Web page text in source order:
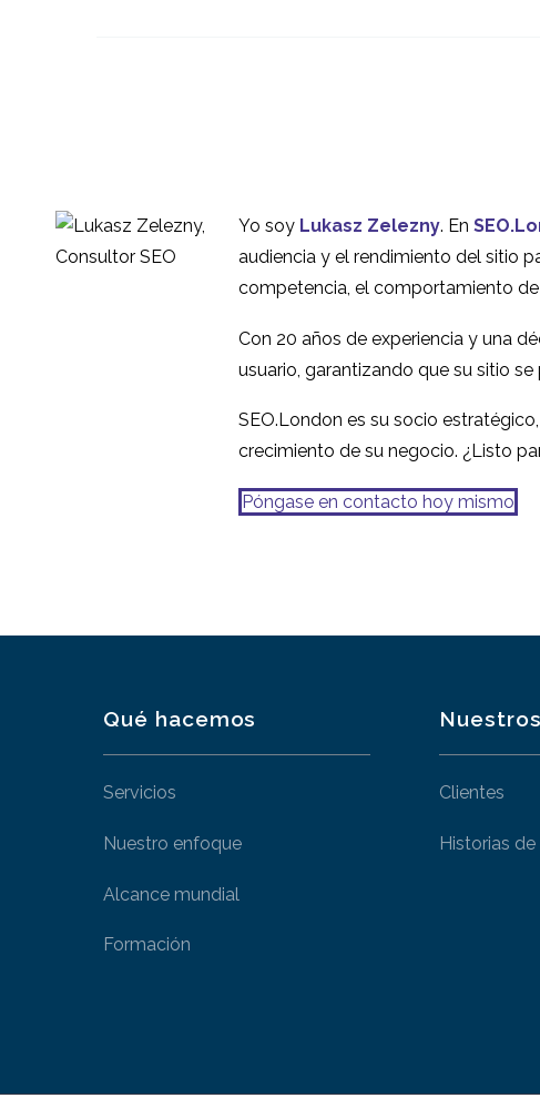
Yo soy Lukasz Zelezny. En
audiencia y el rendimiento del sitio
competencia, el comportamiento
Con 20 años de experiencia y una
usuario, garantizando que su sitio
SEO.London es su socio
crecimiento de su negocio. ¿Listo
Póngase en contacto hoy mismo
Qué hacemos
Servicios
Nuestro enfoque
Alcance mundial
Formación
Clientes
Historias